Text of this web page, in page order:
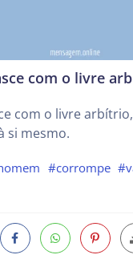
com o livre
com o livre
si mesmo.
#corrompe